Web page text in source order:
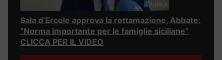
Sala d’Ercole approva la rottamazione, Abbate:
“Norma importante per le famiglie siciliane”
CLICCA PER IL VIDEO